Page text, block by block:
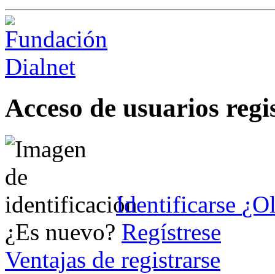
Acceso de usuarios
Identificarse
¿Es nuevo? Regístrese
Ventajas de registrarse